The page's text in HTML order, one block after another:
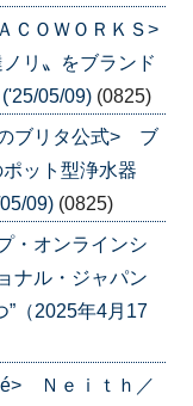
ＣＯＷＯＲＫＳ>
リ〟をブランド
05/09) (0825)
ブリタ公式> ブ
ット型浄水器
09) (0825)
・オンラインシ
ナル・ジャパン
”（2025年4月17
Ｎｅｉｔｈ／